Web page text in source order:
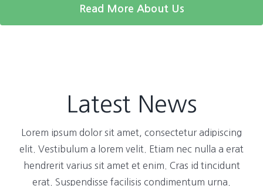
Read More About Us
Latest News
Lorem ipsum dolor sit amet, consectetur adipiscing
elit. Vestibulum a lorem velit. Etiam nec nulla a erat
hendrerit varius sit amet et enim. Cras id tincidunt
erat. Suspendisse facilisis condimentum urna.